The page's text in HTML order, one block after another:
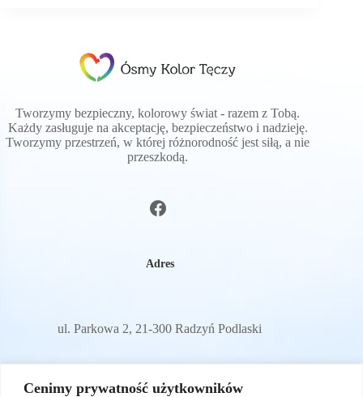
Cenimy prywatność użytkowników
Tworzymy bezpieczny, kolorowy świat - razem z Tobą.
Każdy zasługuje na akceptację, bezpieczeństwo i nadzieję.
Tworzymy przestrzeń, w której różnorodność jest siłą, a nie
przeszkodą.
Adres
ul. Parkowa 2, 21-300 Radzyń Podlaski
E-mail